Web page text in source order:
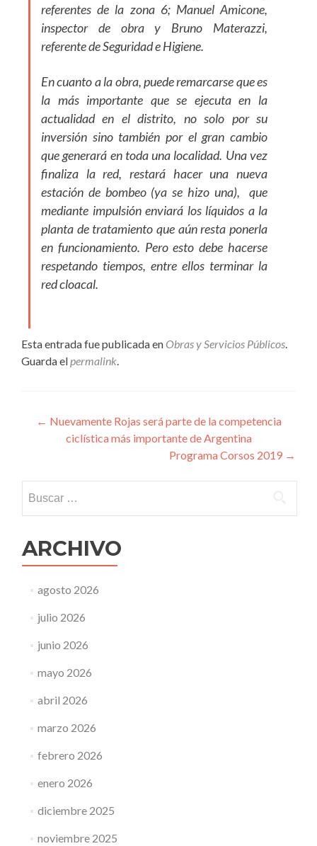
referentes de la zona 6; Manuel Amicone,
inspector de obra y Bruno Materazzi,
referente de Seguridad e Higiene.
En cuanto a la obra, puede remarcarse que es
la más importante que se ejecuta en la
actualidad en el distrito, no solo por su
inversión sino también por el gran cambio
que generará en toda una localidad. Una vez
finaliza la red, restará hacer una nueva
estación de bombeo (ya se hizo una), que
mediante impulsión enviará los líquidos a la
planta de tratamiento que aún resta ponerla
en funcionamiento. Pero esto debe hacerse
respetando tiempos, entre ellos terminar la
red cloacal.
Esta entrada fue publicada en Obras y Servicios Públicos.
Guarda elpermalink.
Navegación
entradas
← Nuevamente Rojas será parte de la competencia
ciclística más importante de Argentina
Programa Corsos 2019 →
ARCHIVO
agosto 2026
julio 2026
junio 2026
mayo 2026
abril 2026
marzo 2026
febrero 2026
enero 2026
diciembre 2025
noviembre 2025